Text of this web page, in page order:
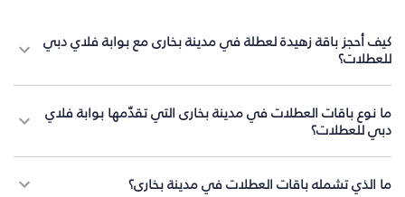
كيف أحجز باقة زهيدة لعطلة في مدينة بخارى مع بوابة فلاي دبي
للعطلات؟
ما نوع باقات العطلات في مدينة بخارى التي تقدّمها بوابة فلاي
دبي للعطلات؟
ما الذي تشمله باقات العطلات في مدينة بخارى؟